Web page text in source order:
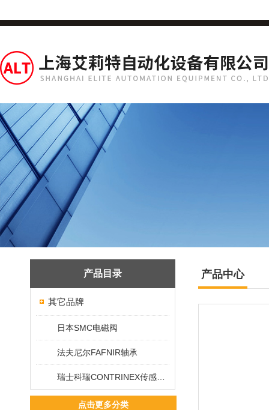
产品目录
其它品牌
日本SMC电磁阀
法夫尼尔FAFNIR轴承
点击更多分类
产品中心